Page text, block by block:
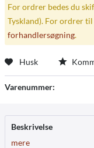
For ordrer bedes du
Tyskland). For ordrer
forhandlersøgning.
Husk
Varenummer:
Beskrivelse
mere